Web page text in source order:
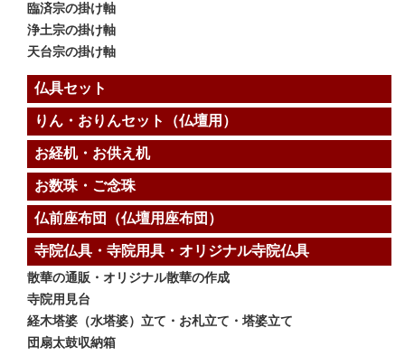
臨済宗の掛け軸
浄土宗の掛け軸
天台宗の掛け軸
仏具セット
りん・おりんセット（仏壇用）
お経机・お供え机
お数珠・ご念珠
仏前座布団（仏壇用座布団）
寺院仏具・寺院用具・オリジナル寺院仏具
散華の通販・オリジナル散華の作成
寺院用見台
経木塔婆（水塔婆）立て・お札立て・塔婆立て
団扇太鼓収納箱